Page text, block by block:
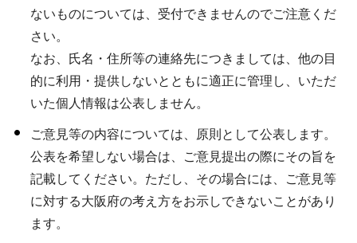
ないものについては、受付できませんのでご注意くだ
さい。
なお、氏名・住所等の連絡先につきましては、他の目
的に利用・提供しないとともに適正に管理し、いただ
いた個人情報は公表しません。
ご意見等の内容については、原則として公表します。
公表を希望しない場合は、ご意見提出の際にその旨を
記載してください。ただし、その場合には、ご意見等
に対する大阪府の考え方をお示しできないことがあり
ます。